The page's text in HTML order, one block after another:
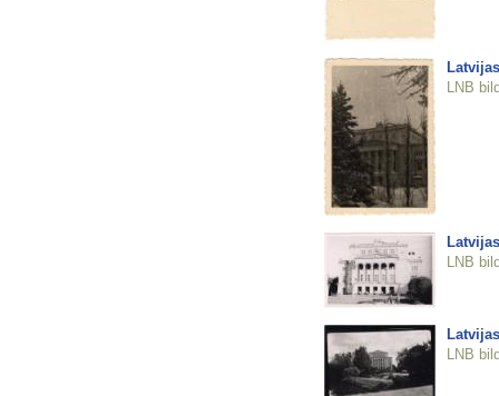
LNB
LNB
LNB